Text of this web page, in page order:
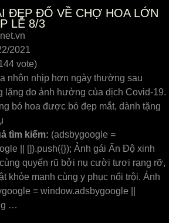
ĐẸP ĐỔ VỀ CHỢ HOA LỚN
LỄ 8/3
2021
vote)
nhộn nhịp hơn ngày thường sau
lặng do ảnh hưởng của dịch Covid-19.
bó hoa được bó đẹp mắt, dành tặng
tìm kiếm: (adsbygoogle =
|| []).push({}); Ảnh gái Ấn Độ xinh
quyến rũ bởi nụ cười tươi rạng rỡ,
khỏe mạnh cùng y phục nổi trội. Ảnh
= window.adsbygoogle ||
…